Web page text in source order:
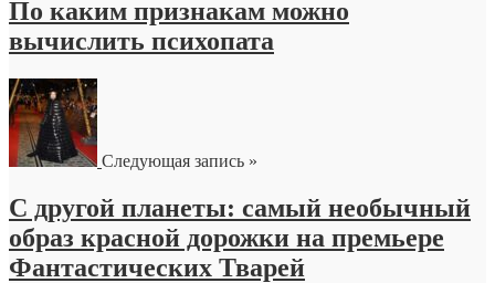
По каким признакам можно
вычислить психопата
Следующая запись »
С другой планеты: самый необычный
образ красной дорожки на премьере
Фантастических Тварей